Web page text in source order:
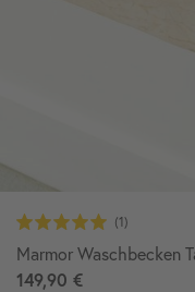
Marmor Waschbecken
149,90 €